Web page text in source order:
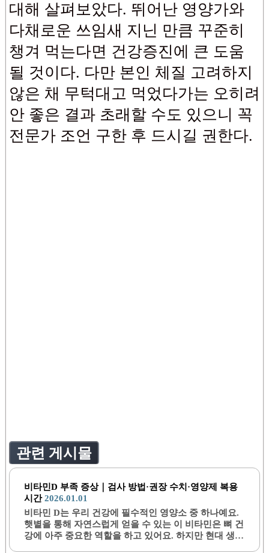
대해 살펴보았다. 뛰어난 영양가와
다채로운 쓰임새 지닌 만큼 꾸준히
챙겨 먹는다면 건강증진에 큰 도움
될 것이다. 다만 본인 체질 고려하지
않은 채 무턱대고 먹었다가는 오히려
안 좋은 결과 초래할 수도 있으니 꼭
전문가 조언 구한 후 드시길 권한다.
관련 게시물
비타민D 부족 증상｜검사 방법·권장 수치·영양제 복용
시간 2026.01.01
비타민 D는 우리 건강에 필수적인 영양소 중 하나예요.
햇볕을 통해 자연스럽게 얻을 수 있는 이 비타민은 뼈 건
강에 아주 중요한 역할을 하고 있어요. 하지만 현대 생활